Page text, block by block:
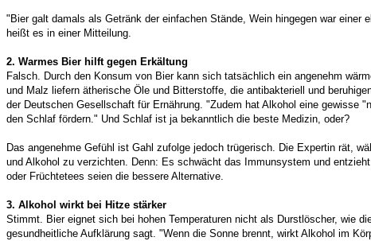
"Bier galt damals als Getränk der einfachen Stände, Wein hingegen war einer
heißt es in einer Mitteilung.
2. Warmes Bier hilft gegen Erkältung
Falsch. Durch den Konsum von Bier kann sich tatsächlich ein angenehm
und Malz liefern ätherische Öle und Bitterstoffe, die antibakteriell und
der Deutschen Gesellschaft für Ernährung. "Zudem hat Alkohol eine gewisse
den Schlaf fördern." Und Schlaf ist ja bekanntlich die beste Medizin, oder?
Das angenehme Gefühl ist Gahl zufolge jedoch trügerisch. Die Expertin rät,
und Alkohol zu verzichten. Denn: Es schwächt das Immunsystem und
oder Früchtetees seien die bessere Alternative.
3. Alkohol wirkt bei Hitze stärker
Stimmt. Bier eignet sich bei hohen Temperaturen nicht als Durstlöscher, wie
gesundheitliche Aufklärung sagt. "Wenn die Sonne brennt, wirkt Alkohol im